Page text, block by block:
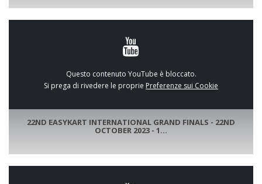
Questo contenuto YouTube è bloccato.
Si prega di rivedere le proprie Preferenze sui Cookie
22ND EASYKART INTERNATIONAL GRAND FINALS - 22ND
OCTOBER 2023 - 1...